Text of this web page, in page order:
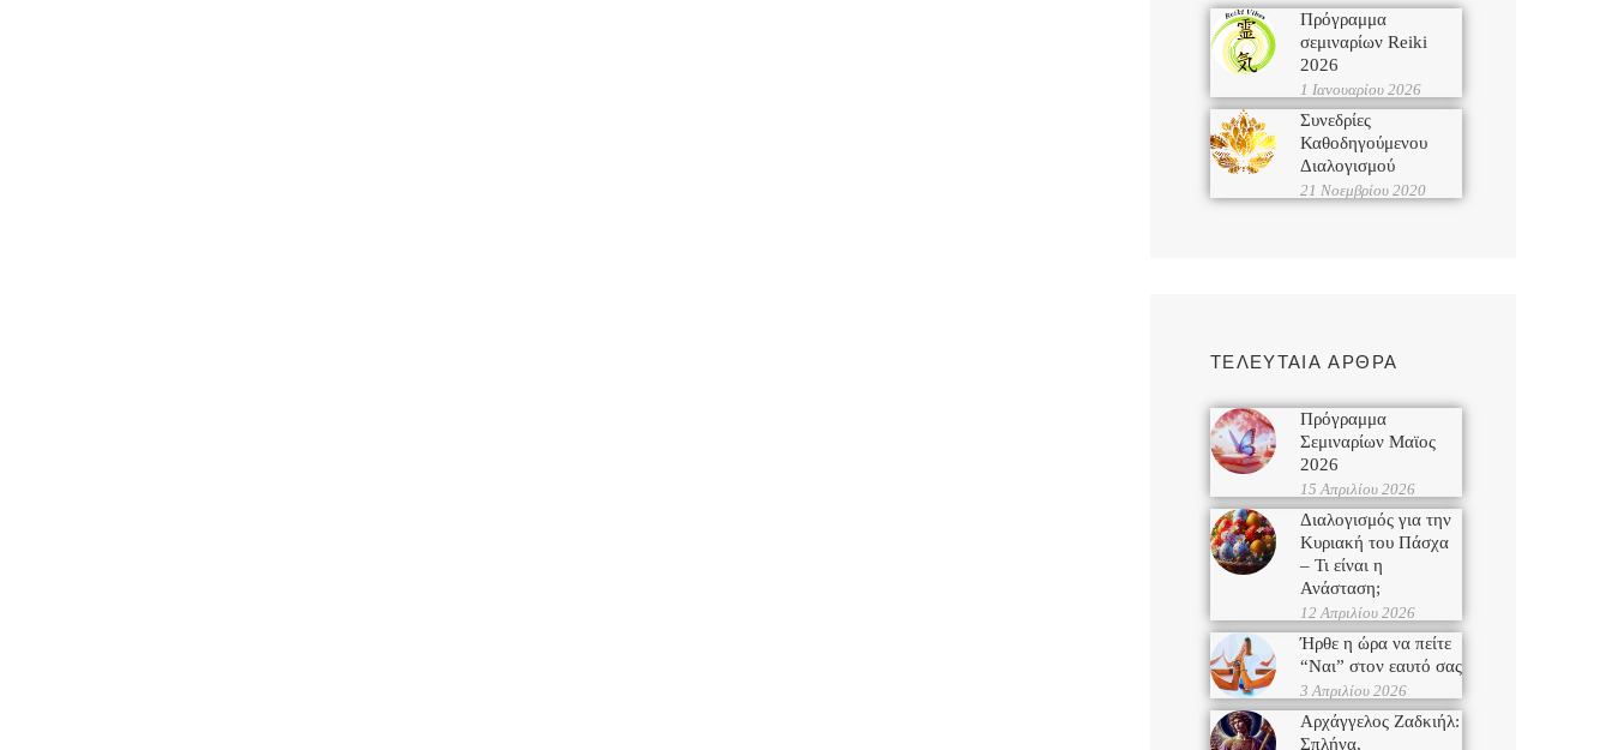
Πρόγραμμα
σεμιναρίων Reiki
2026
1 Ιανουαρίου 2026
Συνεδρίες
Καθοδηγούμενου
Διαλογισμού
21 Νοεμβρίου 2020
ΤΕΛΕΥΤΑΙΑ ΑΡΘΡΑ
Πρόγραμμα
Σεμιναρίων Μαϊος
2026
15 Απριλίου 2026
Διαλογισμός για την
Κυριακή του Πάσχα
– Τι είναι η
Ανάσταση;
12 Απριλίου 2026
Ήρθε η ώρα να πείτε
“Ναι” στον εαυτό σας
3 Απριλίου 2026
Αρχάγγελος Ζαδκιήλ:
Σπλήνα,